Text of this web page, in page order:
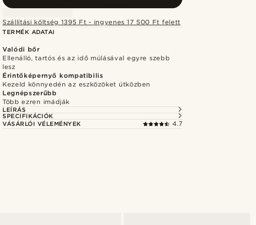
Szállítási költség 1395 Ft - ingyenes 17 500 Ft felett
TERMÉK ADATAI
Valódi bőr
Ellenálló, tartós és az idő múlásával egyre szebb
lesz
Érintőképernyő kompatibilis
Kezeld könnyedén az eszközöket útközben
Legnépszerűbb
Több ezren imádják
LEÍRÁS
SPECIFIKÁCIÓK
VÁSÁRLÓI VÉLEMÉNYEK
4.7